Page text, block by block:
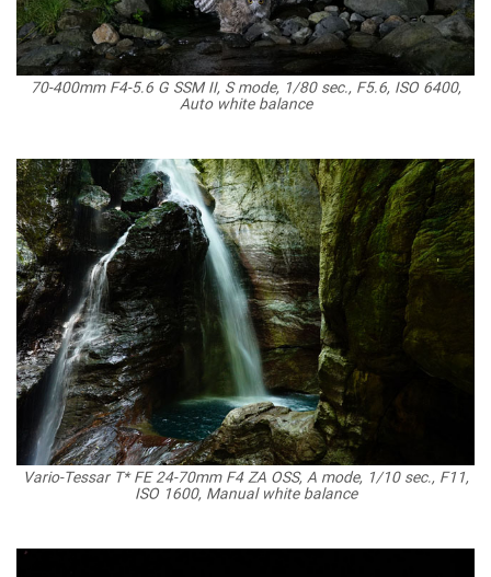
70-400mm F4-5.6 G SSM II, S mode, 1/80 sec., F5.6, ISO 6400,
Auto white balance
Vario-Tessar T* FE 24-70mm F4 ZA OSS, A mode, 1/10 sec., F11,
ISO 1600, Manual white balance